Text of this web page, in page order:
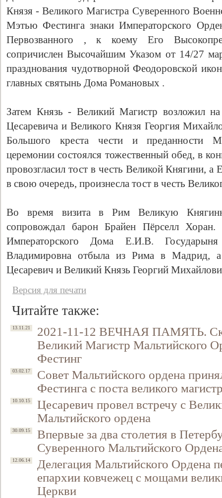
Князя - Великого Магистра Cуверенного
Мэтью Фестинга знаки Императорского
Первозванного , к коему Его
сопричислен Высочайшим Указом от 14/27
празднования чудотворной Феодоровской
главных святынь Дома Романовых .
Затем Князь - Великий Магистр возложил
Цесаревича и Великого Князя Георгия
Большого креста чести и преданности
церемонии состоялся тожественный обед, в
провозгласил тост в честь Великой Княгини, а
в свою очередь, произнесла тост в честь
Во время визита в Рим Великую
сопровождал барон Брайен Пёрселл Хоран.
Императорского Дома Е.И.В.
Владимировна отбыла из Рима в Мадрид,
Цесаревич и Великий Князь Георгий
Версия для печати
Читайте также:
13.11.21
2021-11-12 ВЕЧНАЯ ПАМЯТЬ.
Великий Магистр Мальтийского
Фестинг
03.02.17
Совет Мальтийского ордена
Фестинга с поста великого
10.10.15
Цесаревич провел встречу с
Мальтийского ордена
30.09.15
Впервые за два столетия в
Суверенного Мальтийского
12.06.14
Делегация Мальтийского Ордена
епархии ковчежец с мощами
Церкви